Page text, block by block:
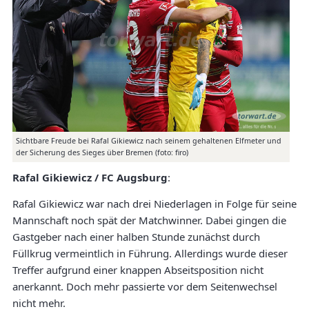
Sichtbare Freude bei Rafal Gikiewicz nach seinem gehaltenen Elfmeter und
der Sicherung des Sieges über Bremen (foto: firo)
Rafal Gikiewicz / FC Augsburg:
Rafal Gikiewicz war nach drei Niederlagen in Folge für seine
Mannschaft noch spät der Matchwinner. Dabei gingen die
Gastgeber nach einer halben Stunde zunächst durch
Füllkrug vermeintlich in Führung. Allerdings wurde dieser
Treffer aufgrund einer knappen Abseitsposition nicht
anerkannt. Doch mehr passierte vor dem Seitenwechsel
nicht mehr.